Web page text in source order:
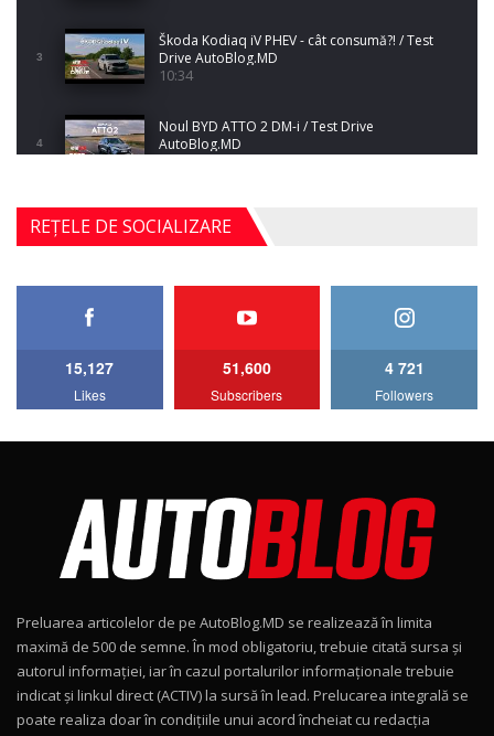
3
Škoda Kodiaq iV PHEV - cât consumă?! / Test
Drive AutoBlog.MD
10:34
4
Noul BYD ATTO 2 DM-i / Test Drive
AutoBlog.MD
17:35
5
Noul Mercedes-Benz S-Class facelift (S 580
4MATIC V223) / Test Drive AutoBlog.MD
27:33
AutoBlog.MD
15:08
Noul Geely EX2 / Test Drive AutoBlog.MD
15:22
Mercedes-AMG E 53 HYBRID 4MATIC+ / Test
Drive AutoBlog.MD
16:27
Noul Volvo ES90 / Test Drive AutoBlog.MD
REȚELE DE SOCIALIZARE
15,127
Likes
51,600
Subscribers
4 721
Followers
Preluarea articolelor de pe AutoBlog.MD se realizează în limita
maximă de 500 de semne. În mod obligatoriu, trebuie citată sursa și
autorul informației, iar în cazul portalurilor informaționale trebuie
indicat și linkul direct (ACTIV) la sursă în lead. Prelucarea integrală se
poate realiza doar în condițiile unui acord încheiat cu redacţia